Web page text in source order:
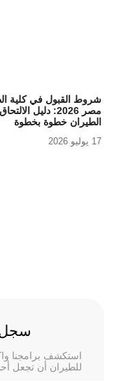
شروط القبول في كلية
مصر 2026: دليل
الطيران خطوة بخطوة
17 يوليو 2026
سجل
استكشف برامجنا
للطيران أن تجعل